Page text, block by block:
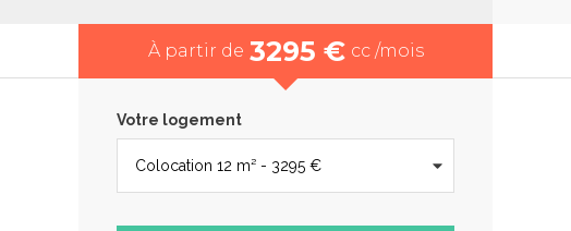
À partir de 3295 € cc /mois
Votre logement